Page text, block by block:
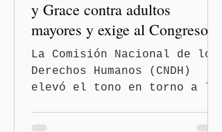
y Grace contra adultos
mayores y exige al Congreso
frenar discursos
discriminatorios
La Comisión Nacional de los
Derechos Humanos (CNDH)
elevó el tono en torno a la